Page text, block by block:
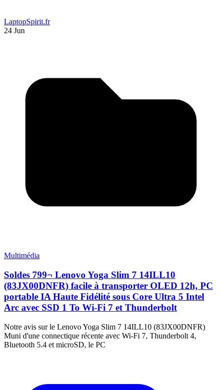
LaptopSpirit.fr
24 Jun
Multimédia
Soldes 799¬ Lenovo Yoga Slim 7 14ILL10
(83JX00DNFR) facile à transporter OLED 12h, PC
portable IA Haute Fidélité sous Core Ultra 5 Intel
Arc avec SSD 1 To Wi-Fi 7 et Thunderbolt
Notre avis sur le Lenovo Yoga Slim 7 14ILL10 (83JX00DNFR)
Muni d'une connectique récente avec Wi-Fi 7, Thunderbolt 4,
Bluetooth 5.4 et microSD, le PC